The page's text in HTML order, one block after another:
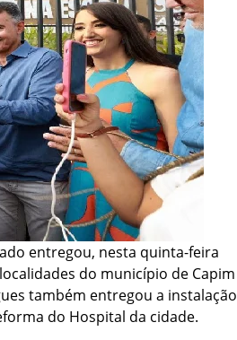
entregou, nesta quinta-feira
do município de Capim
também entregou a instalação
do Hospital da cidade.